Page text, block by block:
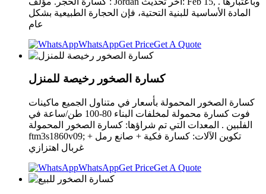
المادة الأساسية للبنية التحتية، فإن الحجارة الطبيعية بشكل
عام
WhatsAppGet PriceGet A Quote
كسارة الصخور رخيصة للمنزل
كسارة الصخور المحمولة بأسعار في متناول الجميع ماكينات
فوت كسارة محمولة لمخلفات البناء 80-100 طن/ساعة في
الفلبين . المعدات التي تم شراؤها: كسارة الصخور المحمولة
ftm3s1860v09; تكوين الآلات: كسارة فكية + صانع رمل +
غربال اهتزازي
WhatsAppGet PriceGet A Quote